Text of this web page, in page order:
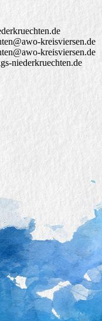
kreisviersen.de
kreisviersen.de
niederkruechten.de